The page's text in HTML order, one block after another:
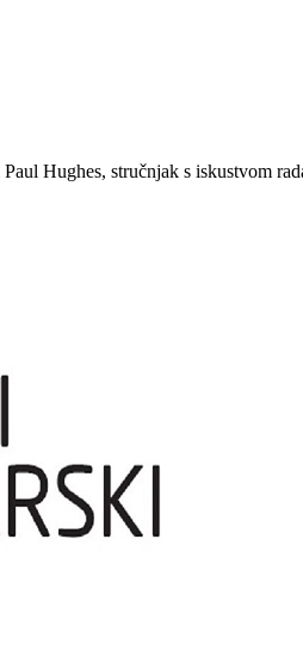
Hughes, stručnjak s iskustvom